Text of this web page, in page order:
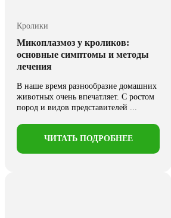
Кролики
Микоплазмоз у кроликов:
основные симптомы и методы
лечения
В наше время разнообразие домашних
животных очень впечатляет. С ростом
пород и видов представителей ...
ЧИТАТЬ ПОДРОБНЕЕ